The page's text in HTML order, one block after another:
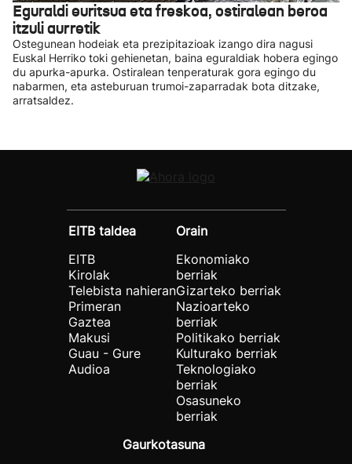
Eguraldi euritsua eta freskoa, ostiralean beroa
itzuli aurretik
Ostegunean hodeiak eta prezipitazioak izango dira nagusi
Euskal Herriko toki gehienetan, baina eguraldiak hobera egingo
du apurka-apurka. Ostiralean tenperaturak gora egingo du
nabarmen, eta asteburuan trumoi-zaparradak bota ditzake,
arratsaldez.
EITB taldea
EITB
Kirolak
Telebista nahieran
Primeran
Gaztea
Makusi
Guau - Gure
Audioa
Orain
Ekonomiako
berriak
Gizarteko berriak
Nazioarteko
berriak
Politikako berriak
Kulturako berriak
Teknologiako
berriak
Osasuneko
berriak
Gaurkotasuna